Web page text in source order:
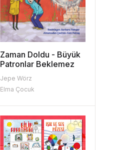
Zaman Doldu - Büyük
Patronlar Beklemez
Jepe Wörz
Elma Çocuk